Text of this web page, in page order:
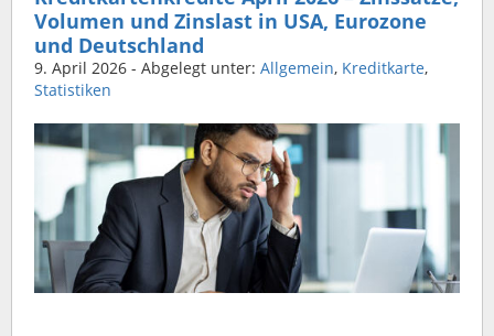
Volumen und Zinslast in USA, Eurozone
und Deutschland
9. April 2026 - Abgelegt unter: Allgemein, Kreditkarte,
Statistiken